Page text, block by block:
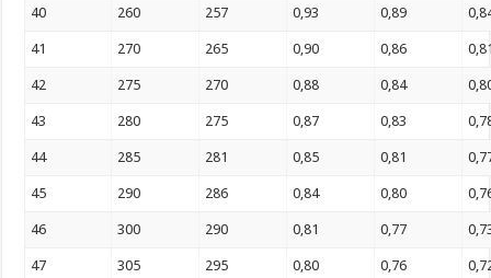
40 260 257 0,93 0,89
41 270 265 0,90 0,86
42 275 270 0,88 0,84
43 280 275 0,87 0,83
44 285 281 0,85 0,81
45 290 286 0,84 0,80
46 300 290 0,81 0,77
47 305 295 0,80 0,76